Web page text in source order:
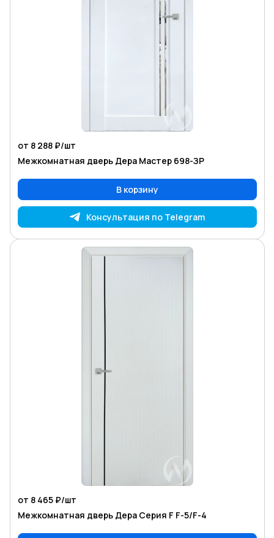
от 8 288 ₽/шт
Межкомнатная дверь Дера Мастер 698-ЗР
В корзину
Консультация по Telegram
от 8 465 ₽/шт
Межкомнатная дверь Дера Серия F F-5/F-4